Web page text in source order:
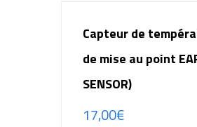
Capteur de
de mise au point
SENSOR)
17,00€